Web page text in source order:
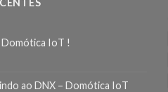
Domótica IoT !
ao DNX – Domótica IoT